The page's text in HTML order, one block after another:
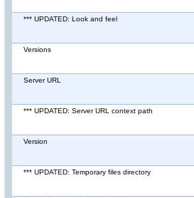
*** UPDATED: Look and feel
Versions
Server URL
*** UPDATED: Server URL context path
Version
*** UPDATED: Temporary files directory